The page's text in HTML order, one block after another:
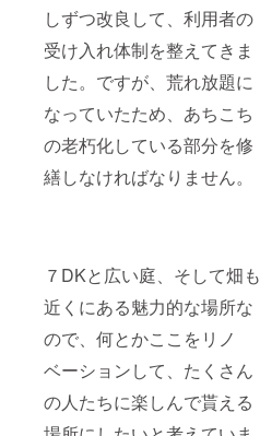
しずつ改良して、利用者の
受け入れ体制を整えてきま
した。ですが、荒れ放題に
なっていたため、あちこち
の老朽化している部分を修
繕しなければなりません。
７DKと広い庭、そして畑も
近くにある魅力的な場所な
ので、何とかここをリノ
ベーションして、たくさん
の人たちに楽しんで貰える